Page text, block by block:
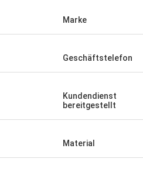
Marke
Geschäftstelefon
Kundendienst
bereitgestellt
Material